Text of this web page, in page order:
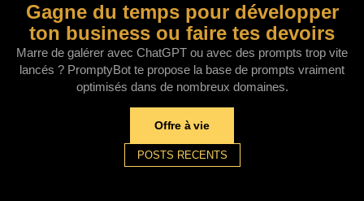
Gagne du temps pour développer
ton business ou faire tes devoirs
Marre de galérer avec ChatGPT ou avec des prompts trop vite
lancés ? PromptyBot te propose la base de prompts vraiment
optimisés dans de nombreux domaines.
Offre à vie
POSTS RECENTS